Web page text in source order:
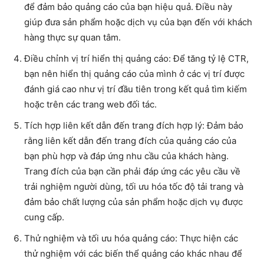
để đảm bảo quảng cáo của bạn hiệu quả. Điều này
giúp đưa sản phẩm hoặc dịch vụ của bạn đến với khách
hàng thực sự quan tâm.
Điều chỉnh vị trí hiển thị quảng cáo: Để tăng tỷ lệ CTR,
bạn nên hiển thị quảng cáo của mình ở các vị trí được
đánh giá cao như vị trí đầu tiên trong kết quả tìm kiếm
hoặc trên các trang web đối tác.
Tích hợp liên kết dẫn đến trang đích hợp lý: Đảm bảo
rằng liên kết dẫn đến trang đích của quảng cáo của
bạn phù hợp và đáp ứng nhu cầu của khách hàng.
Trang đích của bạn cần phải đáp ứng các yêu cầu về
trải nghiệm người dùng, tối ưu hóa tốc độ tải trang và
đảm bảo chất lượng của sản phẩm hoặc dịch vụ được
cung cấp.
Thử nghiệm và tối ưu hóa quảng cáo: Thực hiện các
thử nghiệm với các biến thể quảng cáo khác nhau để